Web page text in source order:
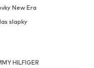
New Era
slapky
HILFIGER